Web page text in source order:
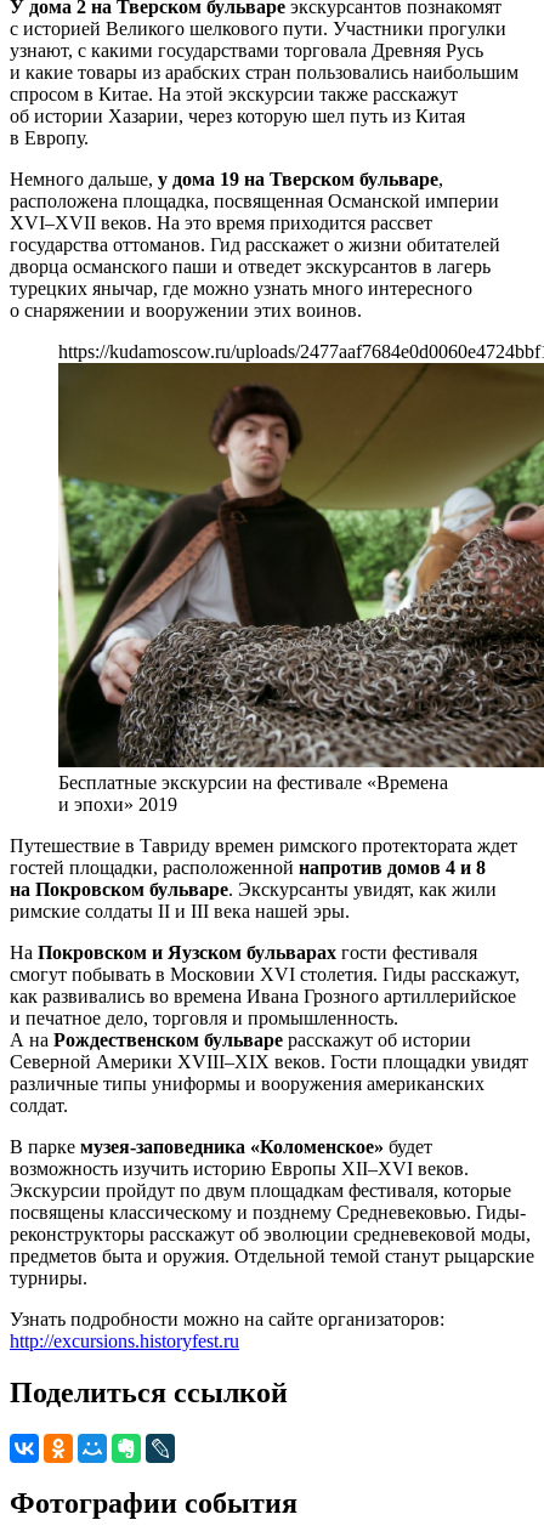
У дома 2 на Тверском бульваре экскурсантов познакомят
с историей Великого шелкового пути. Участники прогулки
узнают, с какими государствами торговала Древняя Русь
и какие товары из арабских стран пользовались наибольшим
спросом в Китае. На этой экскурсии также расскажут
об истории Хазарии, через которую шел путь из Китая
в Европу.
Немного дальше, у дома 19 на Тверском бульваре,
расположена площадка, посвященная Османской империи
XVI–XVII веков. На это время приходится рассвет
государства оттоманов. Гид расскажет о жизни обитателей
дворца османского паши и отведет экскурсантов в лагерь
турецких янычар, где можно узнать много интересного
о снаряжении и вооружении этих воинов.
https://kudamoscow.ru/uploads/
Бесплатные экскурсии на фестивале «Времена
и эпохи» 2019
Путешествие в Тавриду времен римского протектората ждет
гостей площадки, расположенной напротив домов 4 и 8
на Покровском бульваре. Экскурсанты увидят, как жили
римские солдаты II и III века нашей эры.
На Покровском и Яузском бульварах гости фестиваля
смогут побывать в Московии XVI столетия. Гиды расскажут,
как развивались во времена Ивана Грозного артиллерийское
и печатное дело, торговля и промышленность.
А на Рождественском бульваре расскажут об истории
Северной Америки XVIII–XIX веков. Гости площадки увидят
различные типы униформы и вооружения американских
солдат.
В парке музея-заповедника «Коломенское» будет
возможность изучить историю Европы XII–XVI веков.
Экскурсии пройдут по двум площадкам фестиваля, которые
посвящены классическому и позднему Средневековью. Гиды-
реконструкторы расскажут об эволюции средневековой моды,
предметов быта и оружия. Отдельной темой станут рыцарские
турниры.
Узнать подробности можно на сайте организаторов:
http://excursions.historyfest.ru
Поделиться ссылкой
Фотографии события